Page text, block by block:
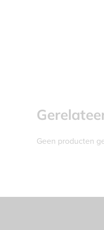
Geen producten